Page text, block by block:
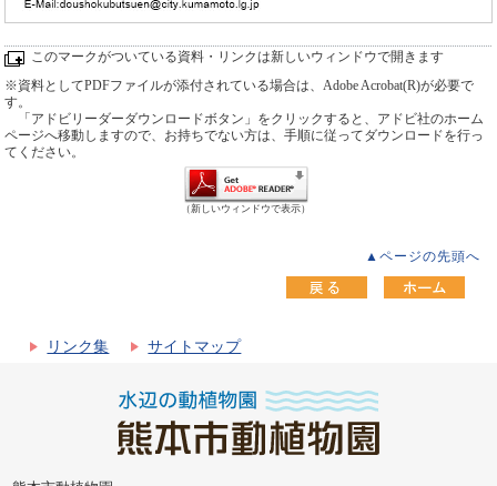
このマークがついている資料・リンクは新しいウィンドウで開きます
※資料としてPDFファイルが添付されている場合は、Adobe Acrobat(R)が必要で
す。
「アドビリーダーダウンロードボタン」をクリックすると、アドビ社のホーム
ページへ移動しますので、お持ちでない方は、手順に従ってダウンロードを行っ
てください。
（新しいウィンドウで表示）
▲ページの先頭へ
リンク集 サイトマップ